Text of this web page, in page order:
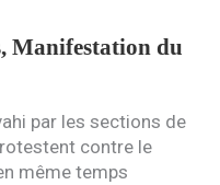
Manifestation du
par les sections de
contre le
même temps